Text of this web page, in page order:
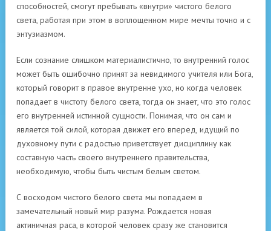
способностей, смогут пребывать «внутри» чистого белого
света, работая при этом в воплощенном мире мечты точно и с
энтузиазмом.
Если сознание слишком материалистично, то внутренний голос
может быть ошибочно принят за невидимого учителя или Бога,
который говорит в правое внутренне ухо, но когда человек
попадает в чистоту белого света, тогда он знает, что это голос
его внутренней истинной сущности. Понимая, что он сам и
является той силой, которая движет его вперед, идущий по
духовному пути с радостью приветствует дисциплину как
составную часть своего внутреннего правительства,
необходимую, чтобы быть чистым белым светом.
С восходом чистого белого света мы попадаем в
замечательный новый мир разума. Рождается новая
актиничная раса, в которой человек сразу же становится